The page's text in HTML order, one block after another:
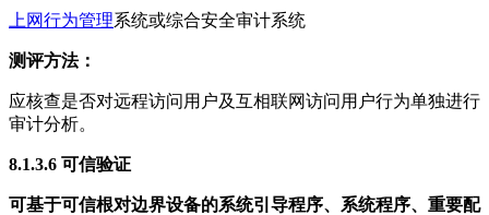
上网行为管理系统或综合安全审计系统
测评方法：
应核查是否对远程访问用户及互相联网访问用户行为单独进行
审计分析。
8.1.3.6 可信验证
可基于可信根对边界设备的系统引导程序、系统程序、重要配